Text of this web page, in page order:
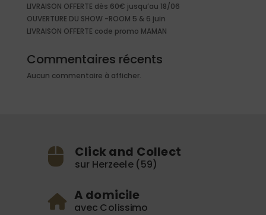
LIVRAISON OFFERTE dès 60€ jusqu’au 18/06
OUVERTURE DU SHOW -ROOM 5 & 6 juin
LIVRAISON OFFERTE code promo MAMAN
Commentaires récents
Aucun commentaire à afficher.
Click and Collect
sur Herzeele (59)
A domicile
avec Colissimo